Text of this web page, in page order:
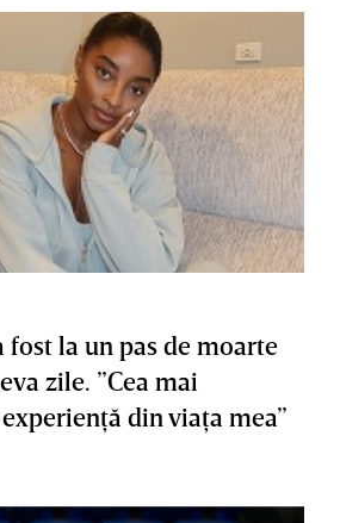
fost la un pas de moarte
zile. ”Cea mai
din viaţa mea”